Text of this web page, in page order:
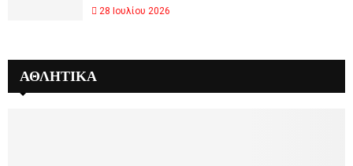
ΑΘΛΗΤΙΚΑ
28 Ιουλίου 2026